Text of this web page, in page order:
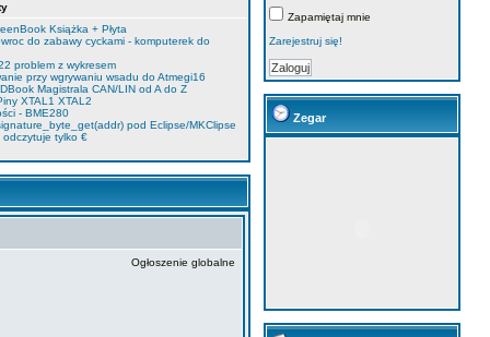
Książka + Płyta
do zabawy cyckami - komputerek do
problem z wykresem
przy wgrywaniu wsadu do Atmegi16
Magistrala CAN/LIN od A do Z
XTAL1 XTAL2
- BME280
pod Eclipse/MKClipse
odczytuje tylko €
Ogłoszenie globalne
Zapamiętaj mnie
Zarejestruj się!
Zegar